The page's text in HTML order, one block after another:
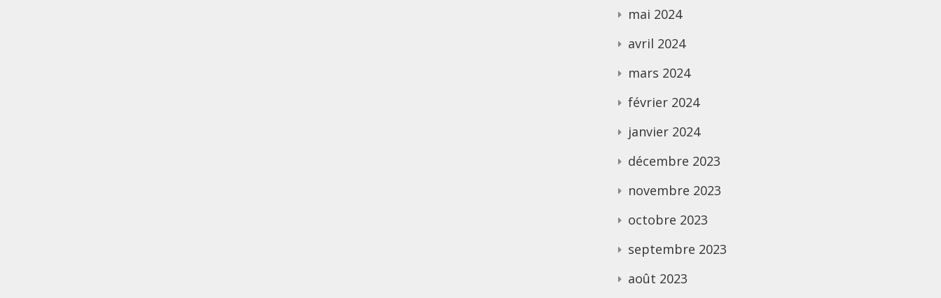
mai 2024
avril 2024
mars 2024
février 2024
janvier 2024
décembre 2023
novembre 2023
octobre 2023
septembre 2023
août 2023